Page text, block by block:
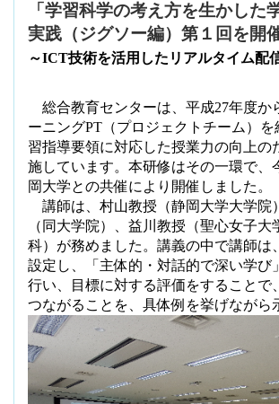
「学習科学の考え方を生かした
実践（ジグソー編）第１回を開
～ICT技術を活用したリアルタイム配
総合教育センターは、平成27年度か
ーニングPT （プロジェクトチーム）
習指導要領に対応した授業力の向上の
施しています。本研修はその一環で、
岡大学との共催により開催しました。
講師は、村山教授（静岡大学大学院
（同大学院）、益川教授（聖心女子大
科）が務めました。講義の中で講師は
設定し、「主体的・対話的で深い学び
行い、目標に対する評価をすることで
つながることを、具体例を挙げながら